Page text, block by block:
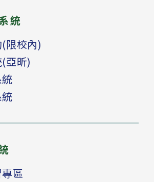
統
限校內)
亞昕)
區